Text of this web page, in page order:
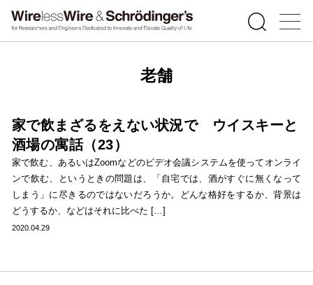
老舗
家で飲まざるをえない状況で ウイスキーと
酒場の寓話（23）
家で飲む、あるいはZoomなどのビデオ会議システムを使ってオンライ
ンで飲む、というときの問題は、「自宅では、酒がすぐに無くなって
しまう」に尽きるのではないだろうか。どんな格好をするか、背景は
どうするか、などはそれに比べた […]
2020.04.29